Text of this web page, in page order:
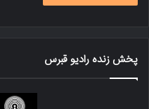
پخش زنده رادیو قبرس